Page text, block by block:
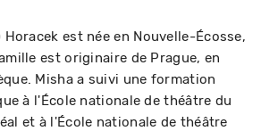
Horacek est née en Nouvelle-Écosse,
est originaire de Prague, en
Misha a suivi une formation
à l'École nationale de théâtre du
et à l'École nationale de théâtre